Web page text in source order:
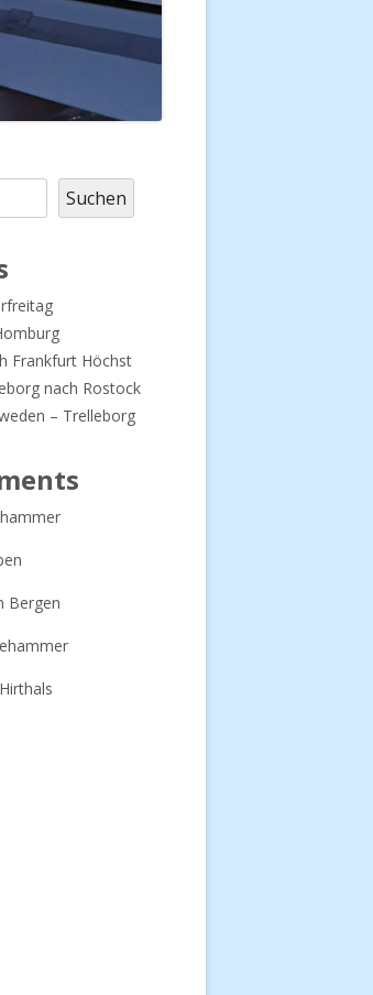
Suchen
Frankfurt Höchst
nach Rostock
– Trelleborg
Bergen